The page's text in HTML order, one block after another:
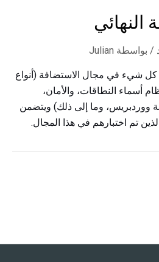
النهائي
/ بواسطة Julian
كل شيء في مجال الاستضافة (أنواع
أسماء النطاقات، والأمان،
ووردبريس، وما إلى ذلك) ويتضمن
تم اختبارهم في هذا المجال.